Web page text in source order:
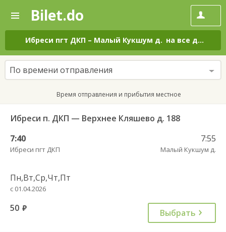
—
Поиск
и
покупка
билетов
на
автобус
онлайн
Bilet.do
Ибреси пгт ДКП – Малый Кукшум д. на все дни
По времени отправления
Время отправления и прибытия местное
Ибреси п. ДКП — Верхнее Кляшево д. 188
7:40
Ибреси пгт ДКП
7:55
Малый Кукшум д.
Пн,Вт,Ср,Чт,Пт
с 01.04.2026
50 руб. Выбрать